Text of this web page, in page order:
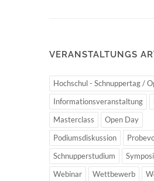
VERANSTALTUNGS
Hochschul - Schnuppertag /
Informationsveranstaltung
Masterclass
Open Day
Podiumsdiskussion
Schnupperstudium
Webinar
Wettbewerb